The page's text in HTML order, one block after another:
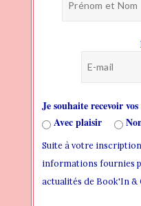
THEME STYLES
WIDGET AREAS
CREATING
Je souhaite recevoir
Avec plaisir
Suite à votre
informations fournies
actualités de Book'In